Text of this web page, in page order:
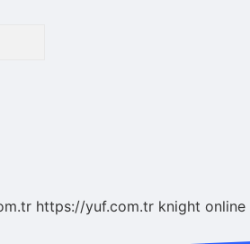
https://yuf.com.tr knight online